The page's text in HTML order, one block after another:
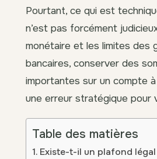
Pourtant, ce qui est
n’est pas forcément
monétaire et les limites des
bancaires, conserver des
importantes sur un compte
une erreur stratégique pour
Table des matières
Existe-t-il un plafond